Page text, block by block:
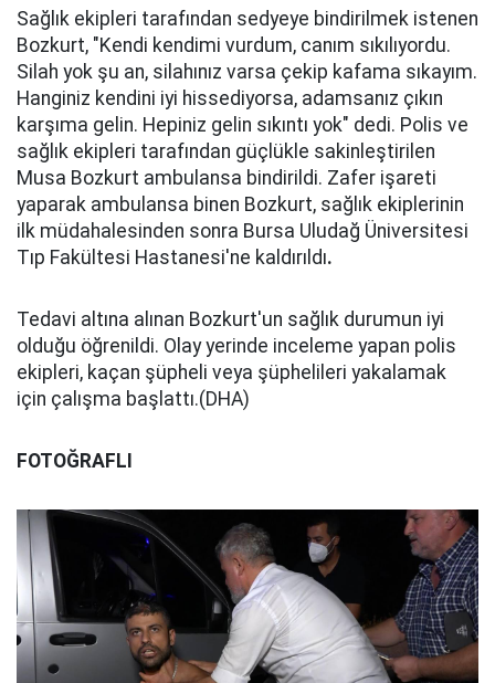
Sağlık ekipleri tarafından sedyeye bindirilmek istenen
Bozkurt, "Kendi kendimi vurdum, canım sıkılıyordu.
Silah yok şu an, silahınız varsa çekip kafama sıkayım.
Hanginiz kendini iyi hissediyorsa, adamsanız çıkın
karşıma gelin. Hepiniz gelin sıkıntı yok" dedi. Polis ve
sağlık ekipleri tarafından güçlükle sakinleştirilen
Musa Bozkurt ambulansa bindirildi. Zafer işareti
yaparak ambulansa binen Bozkurt, sağlık ekiplerinin
ilk müdahalesinden sonra Bursa Uludağ Üniversitesi
Tıp Fakültesi Hastanesi'ne kaldırıldı.
Tedavi altına alınan Bozkurt'un sağlık durumun iyi
olduğu öğrenildi. Olay yerinde inceleme yapan polis
ekipleri, kaçan şüpheli veya şüphelileri yakalamak
için çalışma başlattı.(DHA)
FOTOĞRAFLI